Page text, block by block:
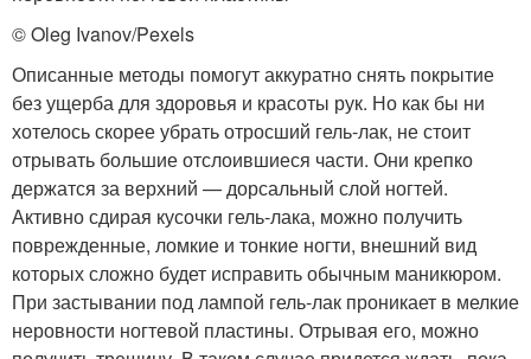
© Oleg Ivanov/Pexels
Описанные методы помогут аккуратно снять покрытие
без ущерба для здоровья и красоты рук. Но как бы ни
хотелось скорее убрать отросший гель-лак, не стоит
отрывать большие отслоившиеся части. Они крепко
держатся за верхний — дорсальный слой ногтей.
Активно сдирая кусочки гель-лака, можно получить
поврежденные, ломкие и тонкие ногти, внешний вид
которых сложно будет исправить обычным маникюром.
При застывании под лампой гель-лак проникает в мелкие
неровности ногтевой пластины. Отрывая его, можно